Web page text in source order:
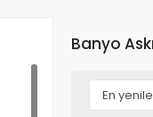
Banyo